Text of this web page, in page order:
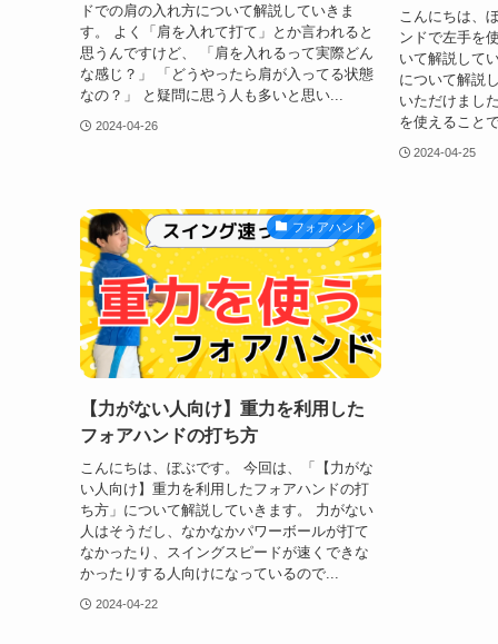
ドでの肩の入れ方について解説していきま
す。 よく「肩を入れて打て」とか言われると
思うんですけど、 「肩を入れるって実際どん
な感じ？」 「どうやったら肩が入ってる状態
なの？」 と疑問に思う人も多いと思い...
2024-04-26
こんにちは、
ンドで左手を
いて解説して
について解説
いただけまし
を使えること
2024-04-25
フォアハンド
【力がない人向け】重力を利用した
フォアハンドの打ち方
こんにちは、ぼぶです。 今回は、「【力がな
い人向け】重力を利用したフォアハンドの打
ち方」について解説していきます。 力がない
人はそうだし、なかなかパワーボールが打て
なかったり、スイングスピードが速くできな
かったりする人向けになっているので...
2024-04-22